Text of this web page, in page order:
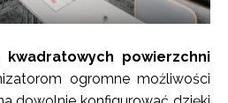
kwadratowych powierzchni
ogromne możliwości